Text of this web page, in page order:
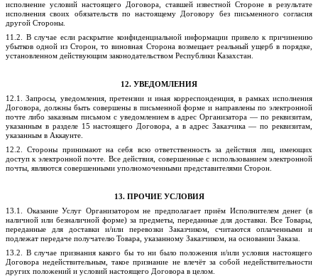
исполнение условий настоящего Договора, ставшей известной Стороне в результате
исполнения своих обязательств по настоящему Договору без письменного согласия
другой Стороны.
11.2. В случае если раскрытие конфиденциальной информации привело к причинению
убытков одной из Сторон, то виновная Сторона возмещает реальный ущерб в порядке,
установленном действующим законодательством Республики Казахстан.
12. УВЕДОМЛЕНИЯ
12.1. Запросы, уведомления, претензии и иная корреспонденция, в рамках исполнения
Договора, должны быть совершены в письменной форме и направлены по электронной
почте либо заказным письмом с уведомлением в адрес Организатора — по реквизитам,
указанным в разделе 15 настоящего Договора, а в адрес Заказчика — по реквизитам,
указанным в Аккаунте.
12.2. Стороны принимают на себя всю ответственность за действия лиц, имеющих
доступ к электронной почте. Все действия, совершенные с использованием электронной
почты, являются совершенными уполномоченными представителями Сторон.
13. ПРОЧИЕ УСЛОВИЯ
13.1. Оказание Услуг Организатором не предполагает приём Исполнителем денег (в
наличной или безналичной форме) за предметы, переданные для доставки. Все Товары,
переданные для доставки и/или перевозки Заказчиком, считаются оплаченными и
подлежат передаче получателю Товара, указанному Заказчиком, на основании Заказа.
13.2. В случае признания какого бы то ни было положения и/или условия настоящего
Договора недействительным, такое признание не влечёт за собой недействительности
других положений и условий настоящего Договора в целом.